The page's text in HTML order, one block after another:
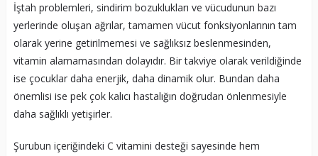
İştah problemleri, sindirim bozuklukları ve vücudunun bazı
yerlerinde oluşan ağrılar, tamamen vücut fonksiyonlarının tam
olarak yerine getirilmemesi ve sağlıksız beslenmesinden,
vitamin alamamasından dolayıdır. Bir takviye olarak verildiğinde
ise çocuklar daha enerjik, daha dinamik olur. Bundan daha
önemlisi ise pek çok kalıcı hastalığın doğrudan önlenmesiyle
daha sağlıklı yetişirler.
Şurubun içeriğindeki C vitamini desteği sayesinde hem